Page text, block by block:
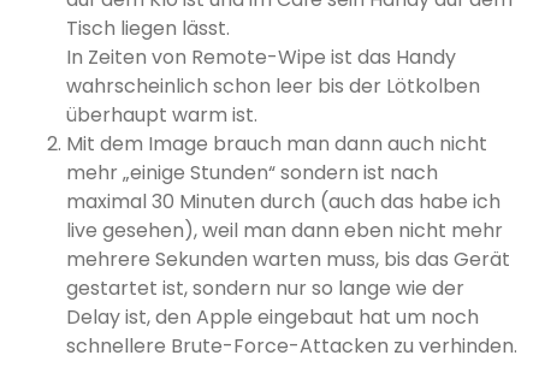
Tisch liegen lässt.
In Zeiten von Remote-Wipe ist das Handy
wahrscheinlich schon leer bis der Lötkolben
überhaupt warm ist.
Mit dem Image brauch man dann auch nicht
mehr „einige Stunden“ sondern ist nach
maximal 30 Minuten durch (auch das habe ich
live gesehen), weil man dann eben nicht mehr
mehrere Sekunden warten muss, bis das Gerät
gestartet ist, sondern nur so lange wie der
Delay ist, den Apple eingebaut hat um noch
schnellere Brute-Force-Attacken zu verhinden.